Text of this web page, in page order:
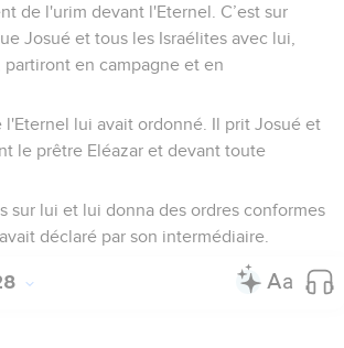
de l'urim devant l'Eternel. C’est sur
Josué et tous les Israélites avec lui,
en campagne et en
l'Eternel lui avait ordonné. Il prit Josué et
le prêtre Eléazar et devant toute
sur lui et lui donna des ordres conformes
déclaré par son intermédiaire.